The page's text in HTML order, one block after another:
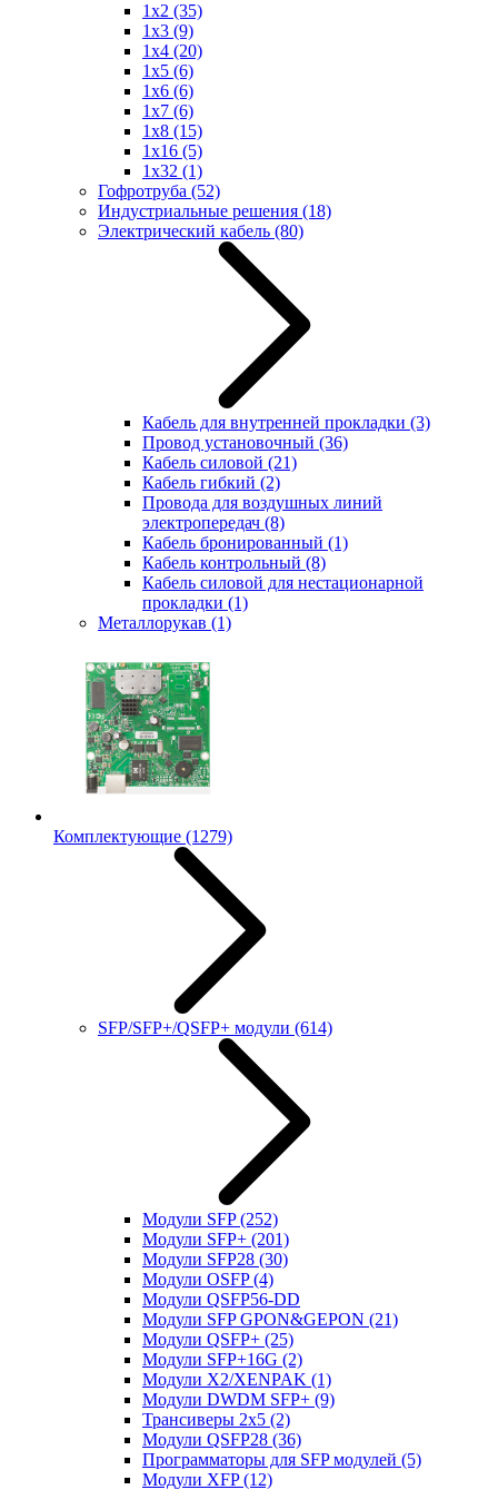
1x2 (35)
1x3 (9)
1x4 (20)
1x5 (6)
1x6 (6)
1x7 (6)
1x8 (15)
1x16 (5)
1x32 (1)
Гофротруба (52)
Индустриальные решения (18)
Электрический кабель (80)
Кабель для внутренней прокладки (3)
Провод установочный (36)
Кабель силовой (21)
Кабель гибкий (2)
Провода для воздушных линий
электропередач (8)
Кабель бронированный (1)
Кабель контрольный (8)
Кабель силовой для нестационарной
прокладки (1)
Металлорукав (1)
Комплектующие (1279)
SFP/SFP+/QSFP+ модули (614)
Модули SFP(252)
Модули SFP+ (201)
Модули SFP28 (30)
Модули OSFP(4)
Модули QSFP56-DD
Модули SFP GPON&GEPON (21)
Модули QSFP+ (25)
Модули SFP+16G (2)
Модули X2/XENPAK (1)
Модули DWDM SFP+ (9)
Трансиверы 2x5 (2)
Модули QSFP28 (36)
Программаторы для SFP модулей (5)
Модули XFP(12)